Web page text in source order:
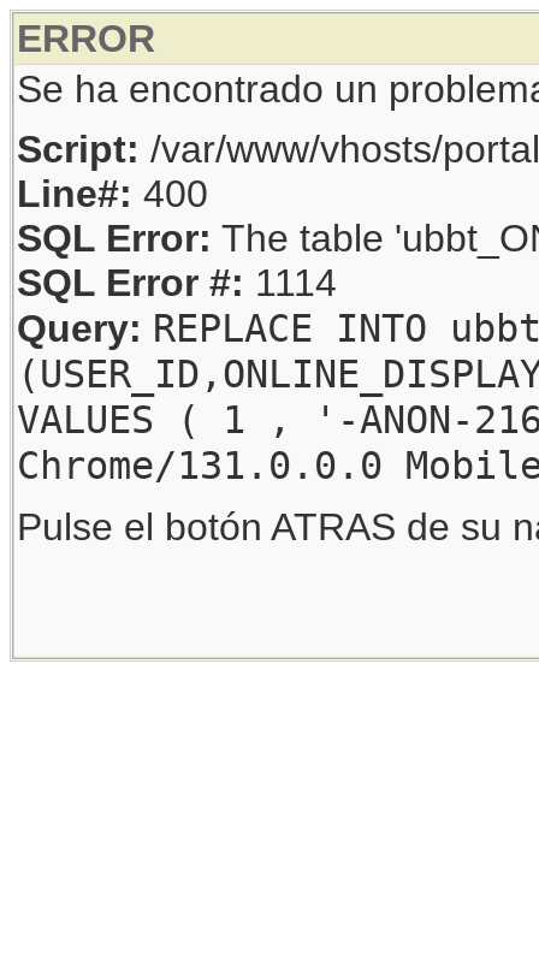
ERROR
Se ha encontrado un
Script: /var/www/vhosts/
Line#: 400
SQL Error: The table
SQL Error #: 1114
Query: REPLACE INTO
VALUES ( 1 , '-
Chrome/131.0.0.0
Pulse el botón ATRAS de su